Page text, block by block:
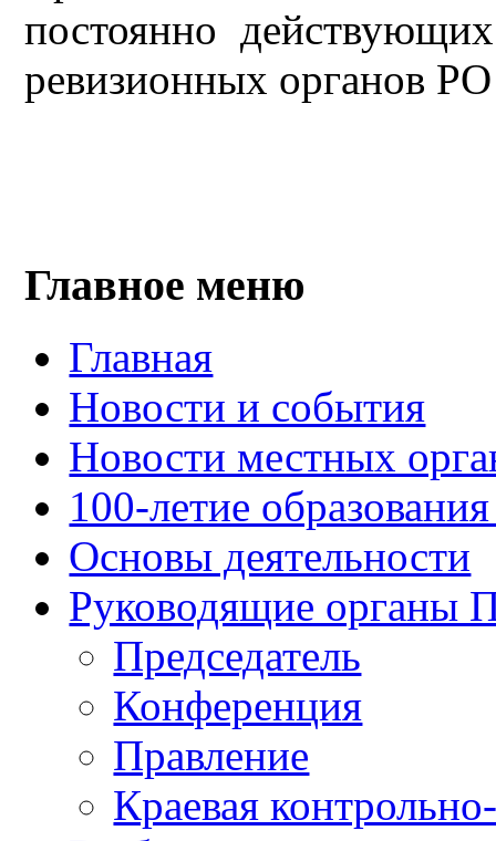
постоянно
ревизионных органов
Главное меню
Главная
Новости и события
Новости местных
100-летие
Основы деятельности
Руководящие органы
Председатель
Конференция
Правление
Краевая